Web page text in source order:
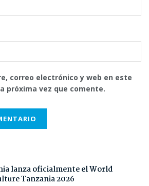
correo electrónico y web en este
próxima vez que comente.
lanza oficialmente el World
Tanzania 2026